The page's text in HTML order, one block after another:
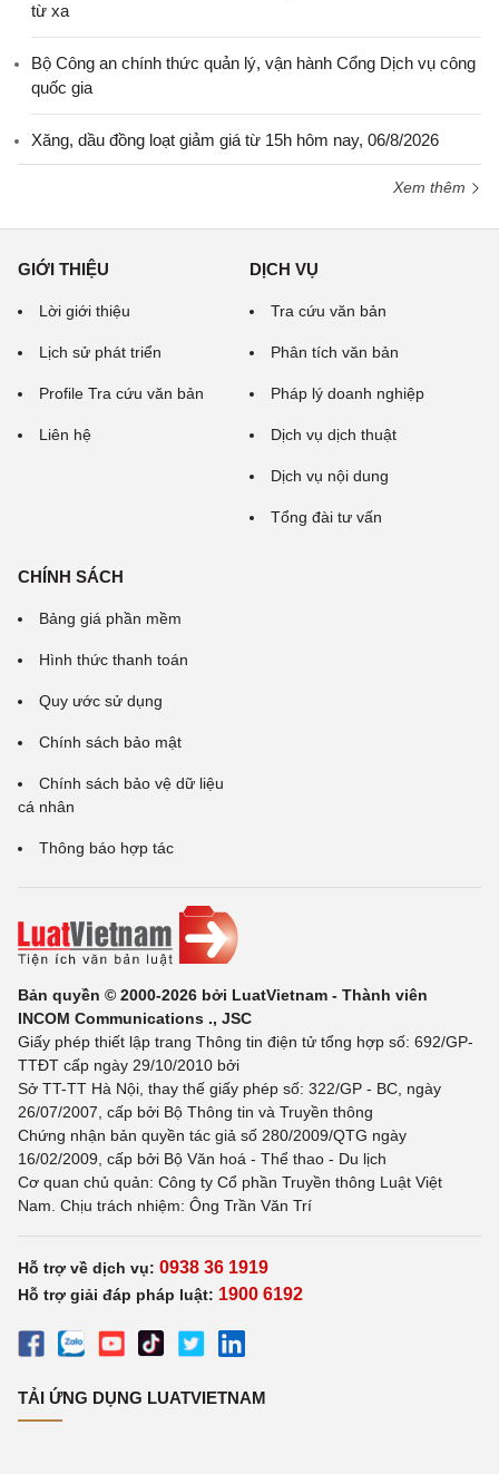
từ xa
Bộ Công an chính thức quản lý, vận hành Cổng Dịch vụ công
quốc gia
Xăng, dầu đồng loạt giảm giá từ 15h hôm nay, 06/8/2026
Xem thêm
GIỚI THIỆU
Lời giới thiệu
Lịch sử phát triển
Profile Tra cứu văn bản
Liên hệ
DỊCH VỤ
Tra cứu văn bản
Phân tích văn bản
Pháp lý doanh nghiệp
Dịch vụ dịch thuật
Dịch vụ nội dung
Tổng đài tư vấn
CHÍNH SÁCH
Bảng giá phần mềm
Hình thức thanh toán
Quy ước sử dụng
Chính sách bảo mật
Chính sách bảo vệ dữ liệu
cá nhân
Thông báo hợp tác
Bản quyền © 2000-2026 bởi LuatVietnam - Thành viên
INCOM Communications ., JSC
Giấy phép thiết lập trang Thông tin điện tử tổng hợp số: 692/GP-
TTĐT cấp ngày 29/10/2010 bởi
Sở TT-TT Hà Nội, thay thế giấy phép số: 322/GP - BC, ngày
26/07/2007, cấp bởi Bộ Thông tin và Truyền thông
Chứng nhận bản quyền tác giả số 280/2009/QTG ngày
16/02/2009, cấp bởi Bộ Văn hoá - Thể thao - Du lịch
Cơ quan chủ quản: Công ty Cổ phần Truyền thông Luật Việt
Nam. Chịu trách nhiệm: Ông Trần Văn Trí
Hỗ trợ về dịch vụ: 0938 36 1919
Hỗ trợ giải đáp pháp luật: 1900 6192
TẢI ỨNG DỤNG LUATVIETNAM